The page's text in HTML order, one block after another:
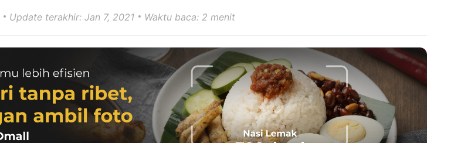
Update terakhir: Jan 7, 2021 Waktu baca: 2 menit